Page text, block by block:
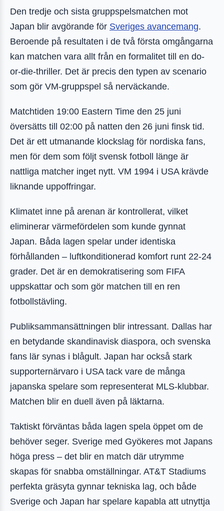
Den tredje och sista gruppspelsmatchen mot
Japan blir avgörande för Sveriges avancemang.
Beroende på resultaten i de två första omgångarna
kan matchen vara allt från en formalitet till en do-
or-die-thriller. Det är precis den typen av scenario
som gör VM-gruppspel så nerväckande.
Matchtiden 19:00 Eastern Time den 25 juni
översätts till 02:00 på natten den 26 juni finsk tid.
Det är ett utmanande klockslag för nordiska fans,
men för dem som följt svensk fotboll länge är
nattliga matcher inget nytt. VM 1994 i USA krävde
liknande uppoffringar.
Klimatet inne på arenan är kontrollerat, vilket
eliminerar värmefördelen som kunde gynnat
Japan. Båda lagen spelar under identiska
förhållanden – luftkonditionerad komfort runt 22-24
grader. Det är en demokratisering som FIFA
uppskattar och som gör matchen till en ren
fotbollstävling.
Publiksammansättningen blir intressant. Dallas har
en betydande skandinavisk diaspora, och svenska
fans lär synas i blågult. Japan har också stark
supporternärvaro i USA tack vare de många
japanska spelare som representerat MLS-klubbar.
Matchen blir en duell även på läktarna.
Taktiskt förväntas båda lagen spela öppet om de
behöver seger. Sverige med Gyökeres mot Japans
höga press – det blir en match där utrymme
skapas för snabba omställningar. AT&T Stadiums
perfekta gräsyta gynnar tekniska lag, och både
Sverige och Japan har spelare kapabla att utnyttja